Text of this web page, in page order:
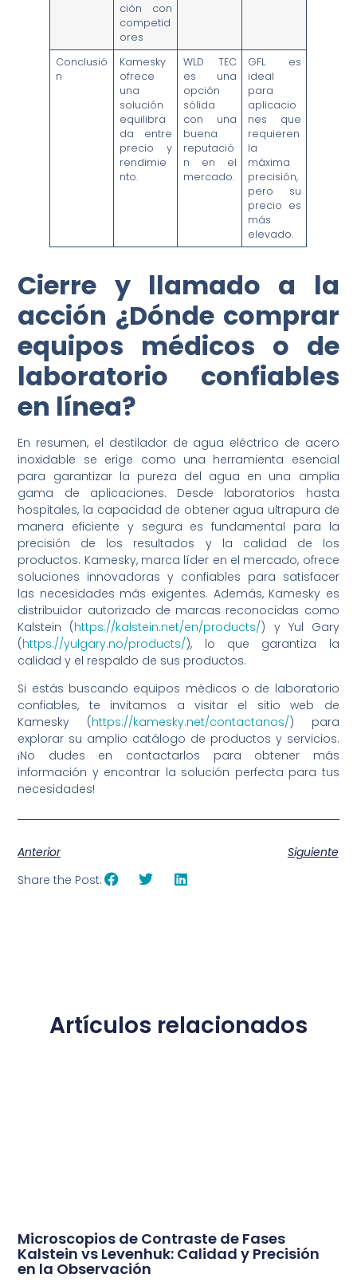
ción con
competid
ores
Conclusió
n
Kamesky
ofrece
una
solución
equilibra
da entre
precio y
rendimie
nto.
WLD TEC
es una
opción
sólida
con una
buena
reputació
n en el
mercado.
GFL es
ideal
para
aplicacio
nes que
requieren
la
máxima
precisión,
pero su
precio es
más
elevado.
Cierre y llamado a la
acción ¿Dónde comprar
equipos médicos o de
laboratorio confiables
en línea?
En resumen, el destilador de agua eléctrico de acero
inoxidable se erige como una herramienta esencial
para garantizar la pureza del agua en una amplia
gama de aplicaciones. Desde laboratorios hasta
hospitales, la capacidad de obtener agua ultrapura de
manera eficiente y segura es fundamental para la
precisión de los resultados y la calidad de los
productos. Kamesky, marca líder en el mercado, ofrece
soluciones innovadoras y confiables para satisfacer
las necesidades más exigentes. Además, Kamesky es
distribuidor autorizado de marcas reconocidas como
Kalstein (https://kalstein.net/en/products/) y Yul Gary
(https://yulgary.no/products/), lo que garantiza la
calidad y el respaldo de sus productos.
Si estás buscando equipos médicos o de laboratorio
confiables, te invitamos a visitar el sitio web de
Kamesky (https://kamesky.net/contactanos/) para
explorar su amplio catálogo de productos y servicios.
¡No dudes en contactarlos para obtener más
información y encontrar la solución perfecta para tus
necesidades!
Anterior
Siguiente
Share the Post:
Artículos relacionados
Microscopios de Contraste de Fases
Kalstein vs Levenhuk: Calidad y Precisión
en la Observación